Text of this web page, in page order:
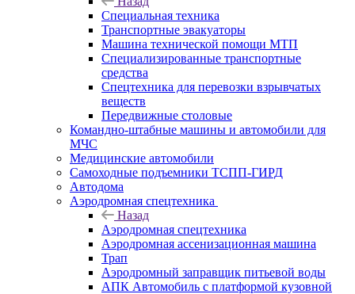
Специальная техника
Транспортные эвакуаторы
Машина технической помощи МТП
Специализированные транспортные
средства
Спецтехника для перевозки взрывчатых
веществ
Передвижные столовые
Командно-штабные машины и автомобили для
МЧС
Медицинские автомобили
Самоходные подъемники ТСПП-ГИРД
Автодома
Аэродромная спецтехника
Назад
Аэродромная спецтехника
Аэродромная ассенизационная машина
Трап
Аэродромный заправщик питьевой воды
АПК Автомобиль с платформой кузовной